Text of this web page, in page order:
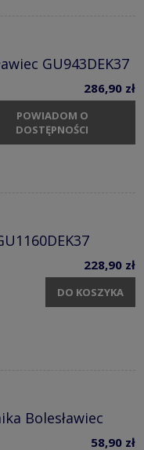
GU943DEK37
286,90 zł
POWIADOM O
DOSTĘPNOŚCI
228,90 zł
DO KOSZYKA
Bolesławiec
58,90 zł